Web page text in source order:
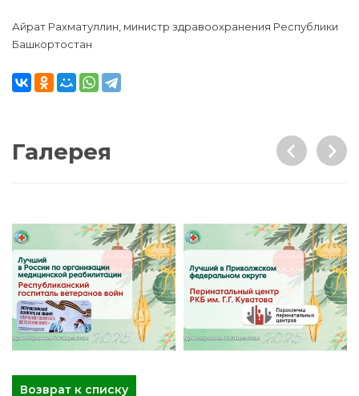
Айрат Рахматуллин, министр здравоохранения Республики
Башкортостан
Галерея
Возврат к списку